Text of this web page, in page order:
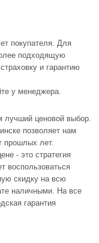
покупателя. Для
подходящую
и гарантию
у менеджера.
лучший ценовой выбор.
позволяет нам
прошлых лет.
- это стратегия
воспользоваться
скидку на всю
наличными. На все
гарантия